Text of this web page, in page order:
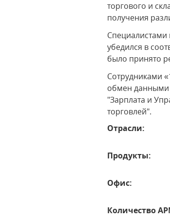
торгового и
получения
убедился в
было принято
Сотрудниками
обмен данными
"Зарплата и
торговлей".
Отрасли:
Продукты:
Офис:
Количество